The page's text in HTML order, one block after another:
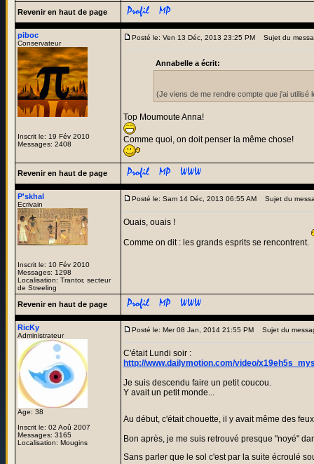
Revenir en haut de page
piboc
Conservateur
Inscrit le: 19 Fév 2010
Messages: 2408
Posté le: Ven 13 Déc, 2013 23:25 PM Sujet du
Annabelle a écrit:
(Je viens de me rendre compte que j'ai utilisé
Top Moumoute Anna!
Comme quoi, on doit penser la même chose!
Revenir en haut de page
P'skhal
Ecrivain
Inscrit le: 10 Fév 2010
Messages: 1298
Localisation: Trantor, secteur
de Streeling
Posté le: Sam 14 Déc, 2013 06:55 AM Sujet du
Ouais, ouais !
Comme on dit : les grands esprits se rencontrent.
Revenir en haut de page
RicKy
Administrateur
Age: 38
Inscrit le: 02 Aoû 2007
Messages: 3165
Localisation: Mougins
Posté le: Mer 08 Jan, 2014 21:55 PM Sujet du
C'était Lundi soir :
http://www.dailymotion.com/video/
Je suis descendu faire un petit coucou.
Y avait un petit monde...
Au début, c'était chouette, il y avait même des
Bon après, je me suis retrouvé presque "noyé"
Sans parler que le sol c'est par la suite écroulé